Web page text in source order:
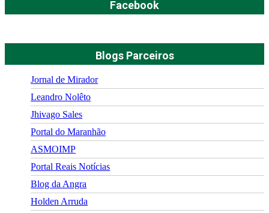
Facebook
Blogs Parceiros
Jornal de Mirador
Leandro Nolêto
Jhivago Sales
Portal do Maranhão
ASMOIMP
Portal Reais Notí­cias
Blog da Angra
Holden Arruda